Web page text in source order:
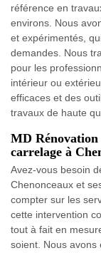
référence en
environs. Nous
et expérimentés,
demandes. Nous
pour les
intérieur ou
efficaces et des
travaux de haute
MD
carrelage à
Avez-vous besoin
Chenonceaux et
compter sur les
cette intervention
tout à fait en
soient. Nous avons